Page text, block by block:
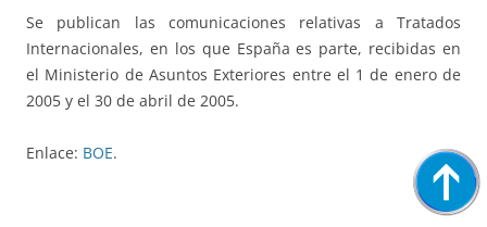
Se publican las comunicaciones relativas a Tratados
Internacionales, en los que España es parte, recibidas en
el Ministerio de Asuntos Exteriores entre el 1 de enero de
2005 y el 30 de abril de 2005.
Enlace: BOE.